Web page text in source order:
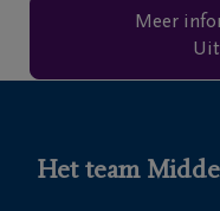
Meer
Het team